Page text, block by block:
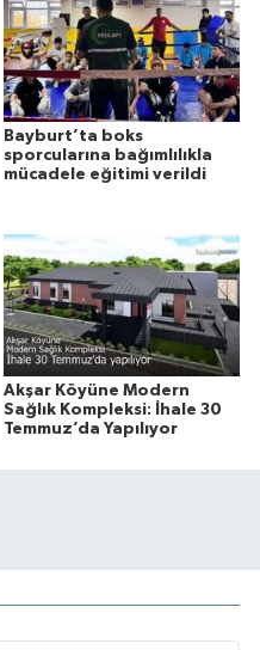
Bayburt’ta boks
sporcularına bağımlılıkla
mücadele eğitimi verildi
Akşar Köyüne Modern
Sağlık Kompleksi: İhale 30
Temmuz’da Yapılıyor